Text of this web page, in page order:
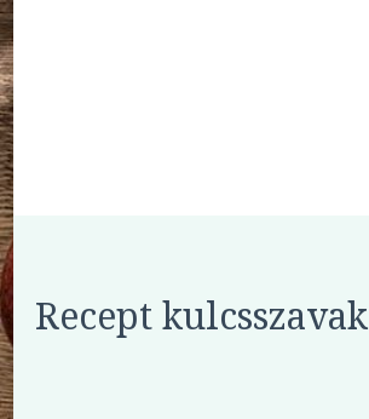
Recept kulcsszavak